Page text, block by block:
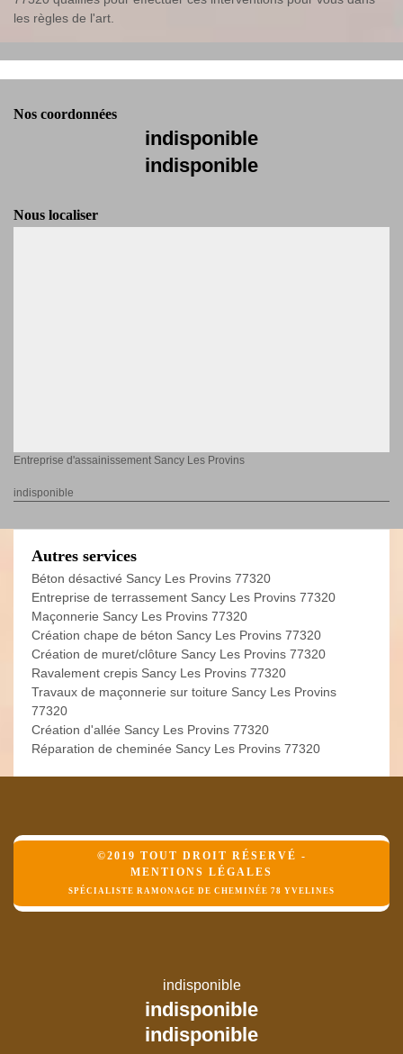
les règles de l'art.
Nos coordonnées
indisponible
indisponible
Nous localiser
Entreprise d'assainissement Sancy Les Provins
indisponible
Autres services
Béton désactivé Sancy Les Provins 77320
Entreprise de terrassement Sancy Les Provins 77320
Maçonnerie Sancy Les Provins 77320
Création chape de béton Sancy Les Provins 77320
Création de muret/clôture Sancy Les Provins 77320
Ravalement crepis Sancy Les Provins 77320
Travaux de maçonnerie sur toiture Sancy Les Provins
77320
Création d'allée Sancy Les Provins 77320
Réparation de cheminée Sancy Les Provins 77320
©2019 TOUT DROIT RÉSERVÉ -
MENTIONS LÉGALES
SPÉCIALISTE RAMONAGE DE CHEMINÉE 78 YVELINES
indisponible
indisponible
indisponible